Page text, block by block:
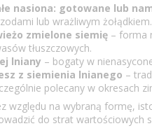
nasiona: gotowane lub
lub wrażliwym żołądkiem.
zmielone siemię – forma
tłuszczowych.
lniany – bogaty w
z siemienia lnianego –
polecany w okresach
względu na wybraną formę,
do strat wartościowych